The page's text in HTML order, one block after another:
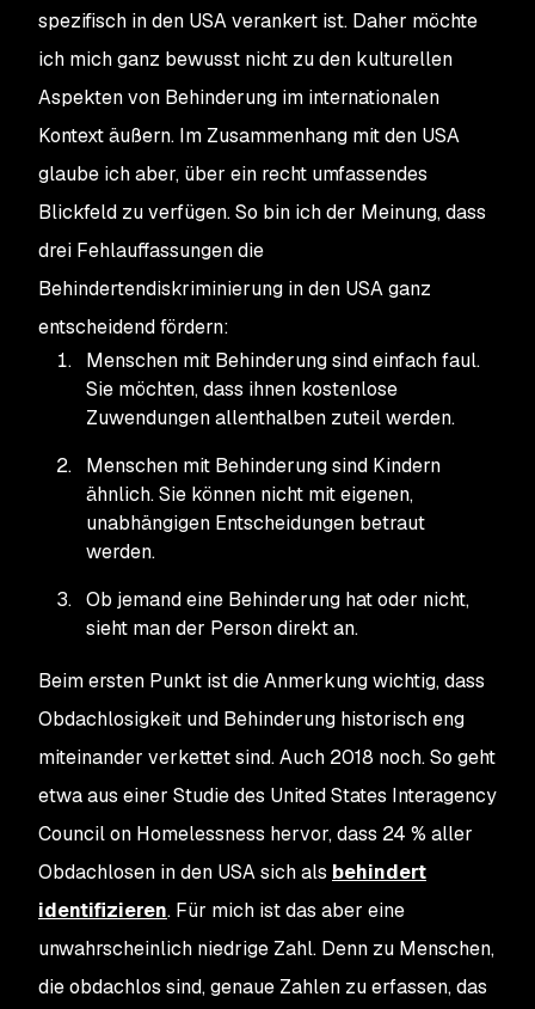
spezifisch in den USA verankert ist. Daher möchte
ich mich ganz bewusst nicht zu den kulturellen
Aspekten von Behinderung im internationalen
Kontext äußern. Im Zusammenhang mit den USA
glaube ich aber, über ein recht umfassendes
Blickfeld zu verfügen. So bin ich der Meinung, dass
drei Fehlauffassungen die
Behindertendiskriminierung in den USA ganz
entscheidend fördern:
Menschen mit Behinderung sind einfach faul.
Sie möchten, dass ihnen kostenlose
Zuwendungen allenthalben zuteil werden.
Menschen mit Behinderung sind Kindern
ähnlich. Sie können nicht mit eigenen,
unabhängigen Entscheidungen betraut
werden.
Ob jemand eine Behinderung hat oder nicht,
sieht man der Person direkt an.
Beim ersten Punkt ist die Anmerkung wichtig, dass
Obdachlosigkeit und Behinderung historisch eng
miteinander verkettet sind. Auch 2018 noch. So geht
etwa aus einer Studie des United States Interagency
Council on Homelessness hervor, dass 24 % aller
Obdachlosen in den USA sich als behindert
identifizieren. Für mich ist das aber eine
unwahrscheinlich niedrige Zahl. Denn zu Menschen,
die obdachlos sind, genaue Zahlen zu erfassen, das